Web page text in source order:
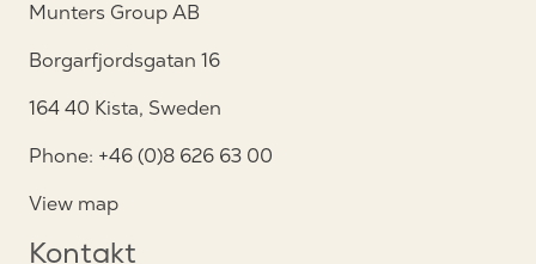
Munters Group AB
Borgarfjordsgatan 16
164 40 Kista, Sweden
Phone: +46 (0)8 626 63 00
View map
Kontakt